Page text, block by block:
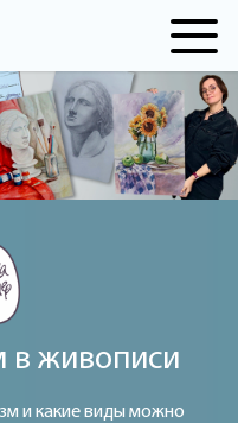
в живописи
и какие виды можно